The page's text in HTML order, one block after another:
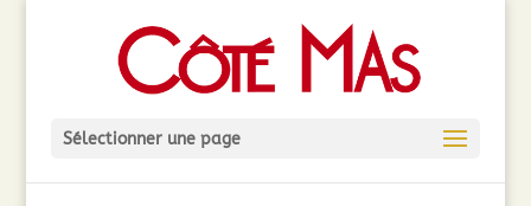
Sélectionner une page